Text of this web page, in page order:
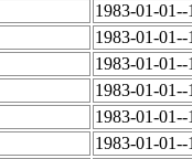
1983-01-
1983-01-
1983-01-
1983-01-
1983-01-
1983-01-